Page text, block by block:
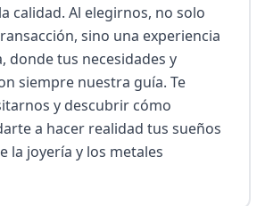
calidad. Al elegirnos, no solo
sino una experiencia
donde tus necesidades y
siempre nuestra guía. Te
y descubrir cómo
a hacer realidad tus sueños
la joyería y los metales